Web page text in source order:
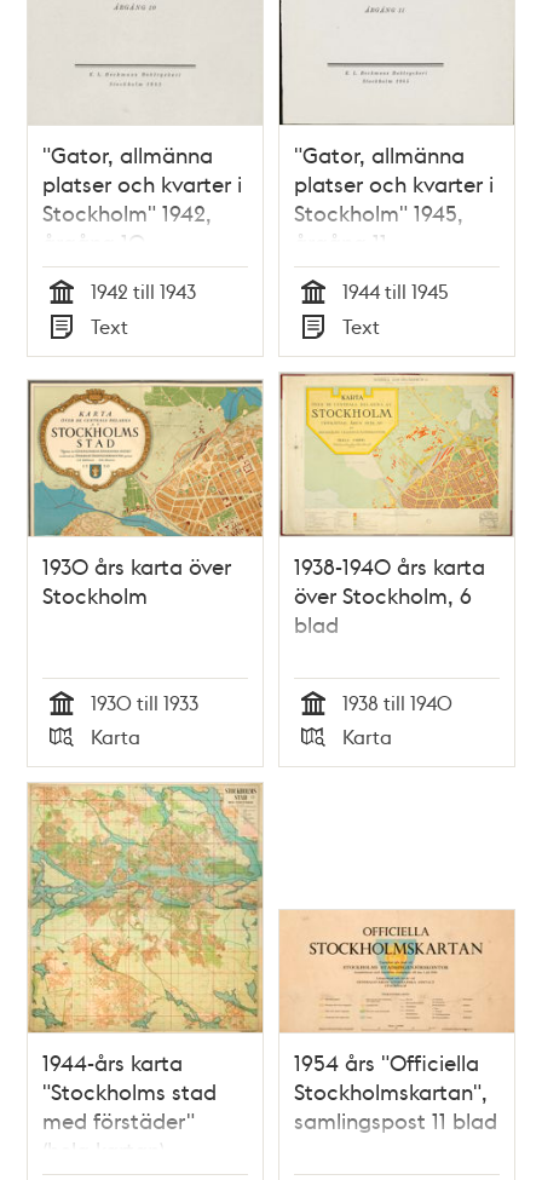
"Gator, allmänna
platser och kvarter i
Stockholm" 1942,
årgång 10
Tid
1942 till 1943
Typ
Text
"Gator, allmänna
platser och kvarter i
Stockholm" 1945,
årgång 11
Tid
1944 till 1945
Typ
Text
1930 års karta över
Stockholm
Tid
1930 till 1933
Typ
Karta
1938-1940 års karta
över Stockholm, 6
blad
Tid
1938 till 1940
Typ
Karta
1944-års karta
"Stockholms stad
med förstäder"
(hela kartan)
1954 års "Officiella
Stockholmskartan",
samlingspost 11 blad